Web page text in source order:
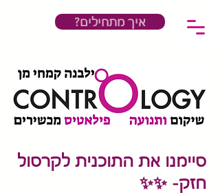
?איך מתחילים
סיימנו את התוכנית לקרסול
חזק- ✨✨